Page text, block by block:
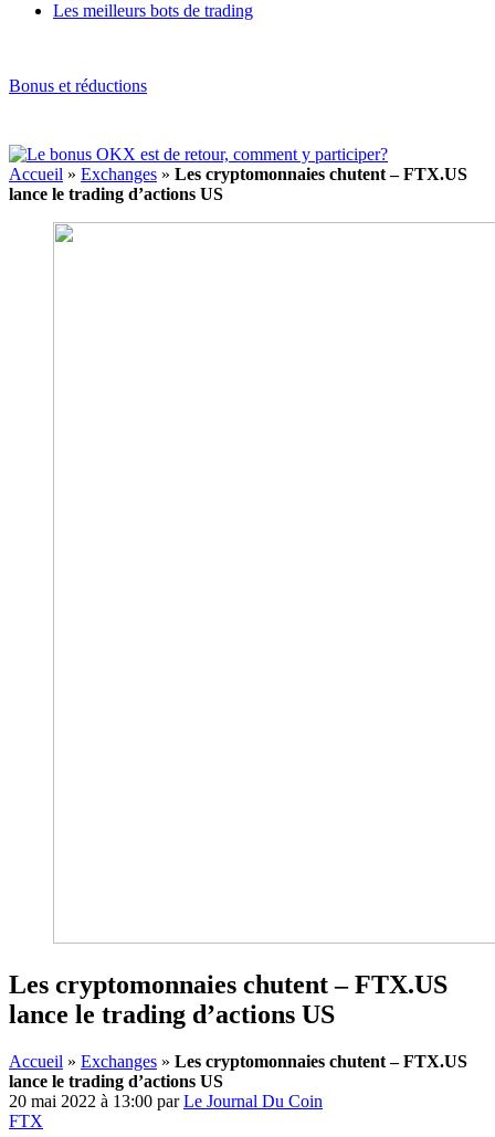
Les meilleurs bots de trading
Bonus et réductions
Accueil » Exchanges » Les cryptomonnaies chutent – FTX.US
lance le trading d’actions US
Les cryptomonnaies chutent – FTX.US
lance le trading d’actions US
Accueil » Exchanges » Les cryptomonnaies chutent – FTX.US
lance le trading d’actions US
20 mai 2022 à 13:00 parLe Journal Du Coin
FTX